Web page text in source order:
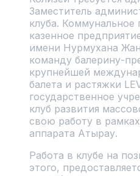
Заместитель
клуба. Коммунальное
казенное
имени Нурмухана
команду балерину-
крупнейшей
балета и растяжки
государственное
клуб развития
свою работу в
аппарата Атырау.
Работа в клубе на
этого,